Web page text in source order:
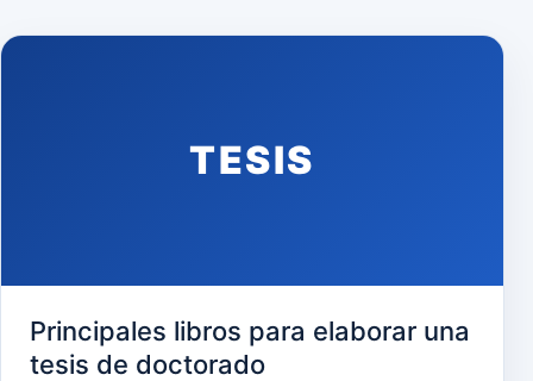
TESIS
Principales libros para elaborar una
tesis de doctorado